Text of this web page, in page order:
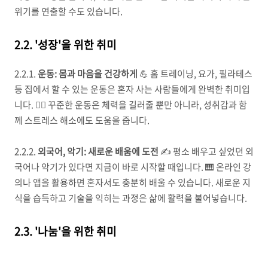
위기를 연출할 수도 있습니다.
2.2. '성장'을 위한 취미
2.2.1.운동: 몸과 마음을 건강하게 💪 홈 트레이닝, 요가, 필라테스
등 집에서 할 수 있는 운동은 혼자 사는 사람들에게 완벽한 취미입
니다. 🧘‍♀️ 꾸준한 운동은 체력을 길러줄 뿐만 아니라, 성취감과 함
께 스트레스 해소에도 도움을 줍니다.
2.2.2. 외국어, 악기: 새로운 배움에 도전 ✍️ 평소 배우고 싶었던 외
국어나 악기가 있다면 지금이 바로 시작할 때입니다. 🎹 온라인 강
의나 앱을 활용하면 혼자서도 충분히 배울 수 있습니다. 새로운 지
식을 습득하고 기술을 익히는 과정은 삶에 활력을 불어넣습니다.
2.3. '나눔'을 위한 취미